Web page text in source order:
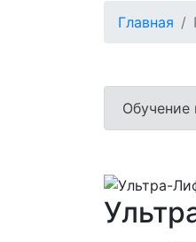
Главная
Обучение